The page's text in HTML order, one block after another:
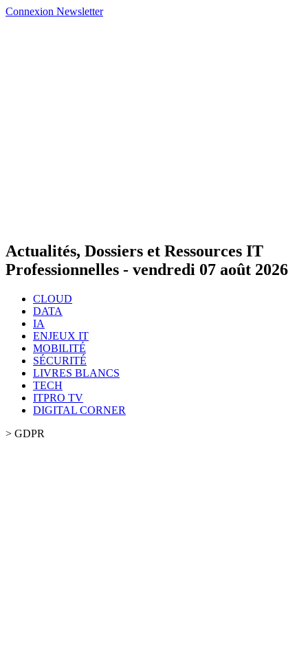
Connexion Newsletter
Actualités, Dossiers et Ressources IT
Professionnelles - vendredi 07 août 2026
CLOUD
DATA
IA
ENJEUX IT
MOBILITÉ
SÉCURITÉ
LIVRES BLANCS
TECH
ITPRO TV
DIGITAL CORNER
> GDPR